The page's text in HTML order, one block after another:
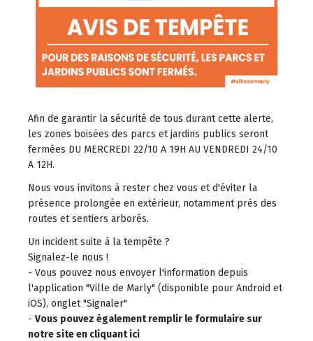
Afin de garantir la sécurité de tous durant cette alerte,
les zones boisées des parcs et jardins publics seront
fermées DU MERCREDI 22/10 A 19H AU VENDREDI 24/10
A 12H.
Nous vous invitons à rester chez vous et d'éviter la
présence prolongée en extérieur, notamment près des
routes et sentiers arborés.
Un incident suite à la tempête ?
Signalez-le nous !
- Vous pouvez nous envoyer l'information depuis
l'application "Ville de Marly" (disponible pour Android et
iOS), onglet "Signaler"
- Vous pouvez également remplir le formulaire sur
notre site en cliquant ici